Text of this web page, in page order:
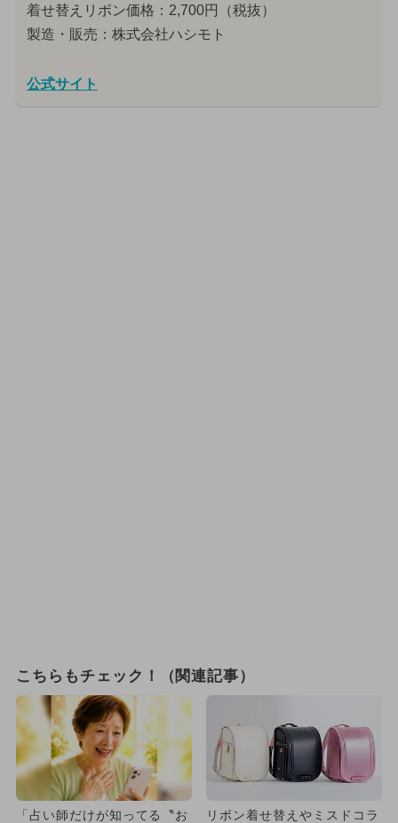
着せ替えリボン価格：2,700円（税抜）
製造・販売：株式会社ハシモト
公式サイト
こちらもチェック！（関連記事）
「占い師だけが知ってる〝お
リボン着せ替えやミスドコラ